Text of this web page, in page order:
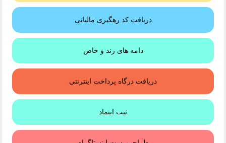
دریافت کد رهگیری مالیاتی
دامه های رند و خاص
دریافت درگاه پرداخت اینترنتی
ثبت اینماد